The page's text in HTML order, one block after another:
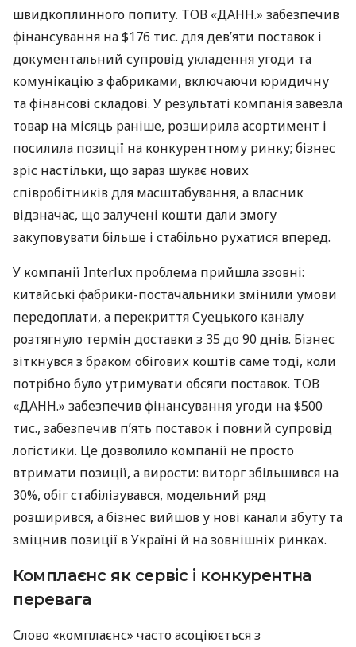
швидкоплинного попиту. ТОВ «ДАНН.» забезпечив
фінансування на $176 тис. для дев’яти поставок і
документальний супровід укладення угоди та
комунікацію з фабриками, включаючи юридичну
та фінансові складові. У результаті компанія завезла
товар на місяць раніше, розширила асортимент і
посилила позиції на конкурентному ринку; бізнес
зріс настільки, що зараз шукає нових
співробітників для масштабування, а власник
відзначає, що залучені кошти дали змогу
закуповувати більше і стабільно рухатися вперед.
У компанії Interlux проблема прийшла ззовні:
китайські фабрики-постачальники змінили умови
передоплати, а перекриття Суецького каналу
розтягнуло термін доставки з 35 до 90 днів. Бізнес
зіткнувся з браком обігових коштів саме тоді, коли
потрібно було утримувати обсяги поставок. ТОВ
«ДАНН.» забезпечив фінансування угоди на $500
тис., забезпечив п’ять поставок і повний супровід
логістики. Це дозволило компанії не просто
втримати позиції, а вирости: виторг збільшився на
30%, обіг стабілізувався, модельний ряд
розширився, а бізнес вийшов у нові канали збуту та
зміцнив позиції в Україні й на зовнішніх ринках.
Комплаєнс як сервіс і конкурентна
перевага
Слово «комплаєнс» часто асоціюється з